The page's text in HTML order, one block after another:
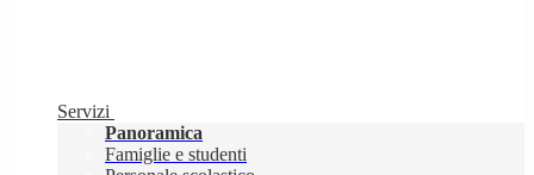
Servizi
Panoramica
Famiglie e studenti